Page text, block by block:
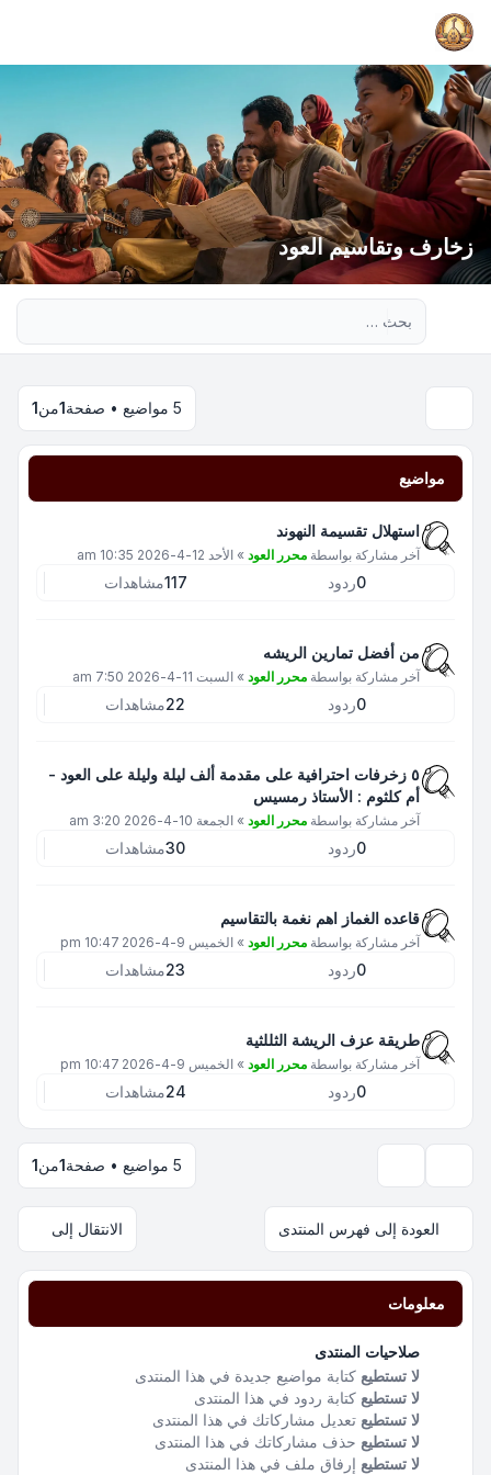
زخارف وتقاسيم العود
5 مواضيع • صفحة 1من1
مواضيع
استهلال تقسيمة النهوند
آخر مشاركة بواسطة محرر العود » الأحد 12-4-2026 10:35 am
0ردود 117مشاهدات
من أفضل تمارين الريشه
آخر مشاركة بواسطة محرر العود » السبت 11-4-2026 7:50 am
0ردود 22مشاهدات
٥ زخرفات احترافية على مقدمة ألف ليلة وليلة على العود -
أم كلثوم : الأستاذ رمسيس
آخر مشاركة بواسطة محرر العود » الجمعة 10-4-2026 3:20 am
0ردود 30مشاهدات
قاعده الغماز اهم نغمة بالتقاسيم
آخر مشاركة بواسطة محرر العود » الخميس 9-4-2026 10:47 pm
0ردود 23مشاهدات
طريقة عزف الريشة الثللثية
آخر مشاركة بواسطة محرر العود » الخميس 9-4-2026 10:47 pm
0ردود 24مشاهدات
5 مواضيع • صفحة 1من1
العودة إلى فهرس المنتدى الانتقال إلى
معلومات
صلاحيات المنتدى
لا تستطيع كتابة مواضيع جديدة في هذا المنتدى
لا تستطيع كتابة ردود في هذا المنتدى
لا تستطيع تعديل مشاركاتك في هذا المنتدى
لا تستطيع حذف مشاركاتك في هذا المنتدى
لا تستطيع إرفاق ملف في هذا المنتدى